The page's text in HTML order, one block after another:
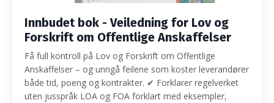
Innbudet bok - Veiledning for Lov og
Forskrift om Offentlige Anskaffelser
Få full kontroll på Lov og Forskrift om Offentlige
Anskaffelser – og unngå feilene som koster leverandører
både tid, poeng og kontrakter. ✔ Forklarer regelverket
uten jusspråk LOA og FOA forklart med eksempler,